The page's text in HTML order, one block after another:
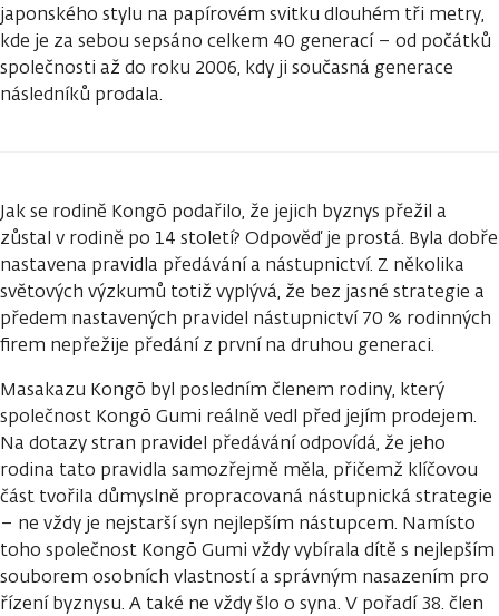
japonského stylu na papírovém svitku dlouhém tři metry,
kde je za sebou sepsáno celkem 40 generací – od počátků
společnosti až do roku 2006, kdy ji současná generace
následníků prodala.
Jak se rodině Kongō podařilo, že jejich byznys přežil a
zůstal v rodině po 14 století? Odpověď je prostá. Byla dobře
nastavena pravidla předávání a nástupnictví. Z několika
světových výzkumů totiž vyplývá, že bez jasné strategie a
předem nastavených pravidel nástupnictví 70 % rodinných
firem nepřežije předání z první na druhou generaci.
Masakazu Kongō byl posledním členem rodiny, který
společnost Kongō Gumi reálně vedl před jejím prodejem.
Na dotazy stran pravidel předávání odpovídá, že jeho
rodina tato pravidla samozřejmě měla, přičemž klíčovou
část tvořila důmyslně propracovaná nástupnická strategie
– ne vždy je nejstarší syn nejlepším nástupcem. Namísto
toho společnost Kongō Gumi vždy vybírala dítě s nejlepším
souborem osobních vlastností a správným nasazením pro
řízení byznysu. A také ne vždy šlo o syna. V pořadí 38. člen